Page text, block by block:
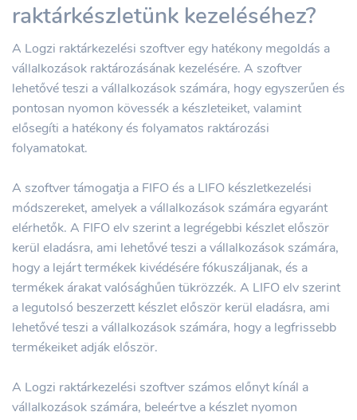
raktárkészletünk kezeléséhez?
A Logzi raktárkezelési szoftver egy hatékony megoldás a
vállalkozások raktározásának kezelésére. A szoftver
lehetővé teszi a vállalkozások számára, hogy egyszerűen és
pontosan nyomon kövessék a készleteiket, valamint
elősegíti a hatékony és folyamatos raktározási
folyamatokat.
A szoftver támogatja a FIFO és a LIFO készletkezelési
módszereket, amelyek a vállalkozások számára egyaránt
elérhetők. A FIFO elv szerint a legrégebbi készlet először
kerül eladásra, ami lehetővé teszi a vállalkozások számára,
hogy a lejárt termékek kivédésére fókuszáljanak, és a
termékek árakat valósághűen tükrözzék. A LIFO elv szerint
a legutolsó beszerzett készlet először kerül eladásra, ami
lehetővé teszi a vállalkozások számára, hogy a legfrissebb
termékeiket adják először.
A Logzi raktárkezelési szoftver számos előnyt kínál a
vállalkozások számára, beleértve a készlet nyomon